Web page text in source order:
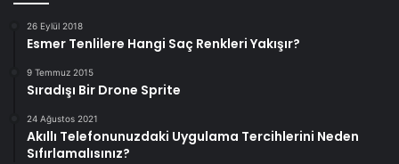
26 Eylül 2018
Esmer Tenlilere Hangi Saç Renkleri Yakışır?
9 Temmuz 2015
Sıradışı Bir Drone Sprite
24 Ağustos 2021
Akıllı Telefonunuzdaki Uygulama Tercihlerini Neden
Sıfırlamalısınız?